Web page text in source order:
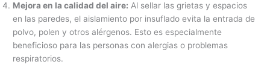
Mejora en la calidad del aire: Al sellar las grietas y espacios
en las paredes, el aislamiento por insuflado evita la entrada de
polvo, polen y otros alérgenos. Esto es especialmente
beneficioso para las personas con alergias o problemas
respiratorios.